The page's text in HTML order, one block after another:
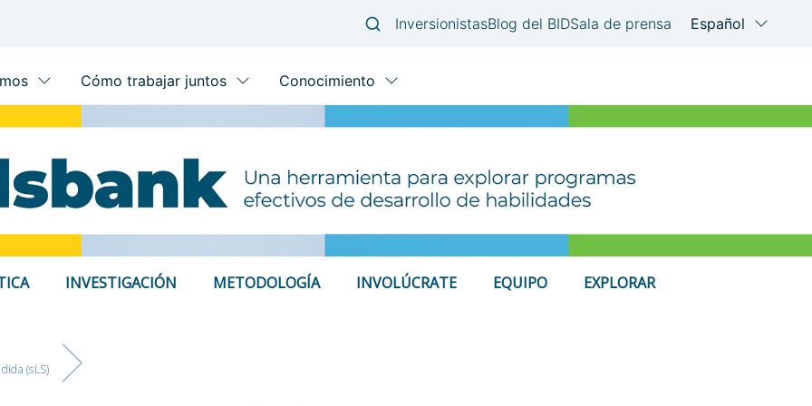
INVESTIGACIÓN METODOLOGÍA INVOLÚCRATE EQUIPO EXPLORAR
(sLS)